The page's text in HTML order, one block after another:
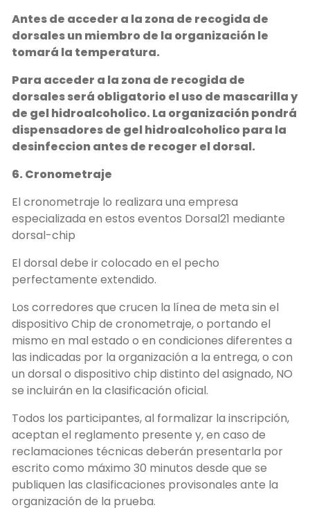
Antes de acceder a la zona de recogida de
dorsales un miembro de la organización le
tomará la temperatura.
Para acceder a la zona de recogida de
dorsales será obligatorio el uso de mascarilla y
de gel hidroalcoholico. La organización pondrá
dispensadores de gel hidroalcoholico para la
desinfeccion antes de recoger el dorsal.
6. Cronometraje
El cronometraje lo realizara una empresa
especializada en estos eventos Dorsal21 mediante
dorsal-chip
El dorsal debe ir colocado en el pecho
perfectamente extendido.
Los corredores que crucen la línea de meta sin el
dispositivo Chip de cronometraje, o portando el
mismo en mal estado o en condiciones diferentes a
las indicadas por la organización a la entrega, o con
un dorsal o dispositivo chip distinto del asignado, NO
se incluirán en la clasificación oficial.
Todos los participantes, al formalizar la inscripción,
aceptan el reglamento presente y, en caso de
reclamaciones técnicas deberán presentarla por
escrito como máximo 30 minutos desde que se
publiquen las clasificaciones provisonales ante la
organización de la prueba.